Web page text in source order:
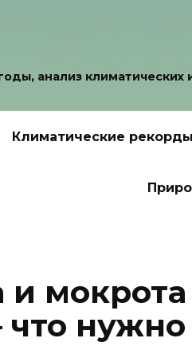
анализ
Климатические рекорды
и мокрота
нужно